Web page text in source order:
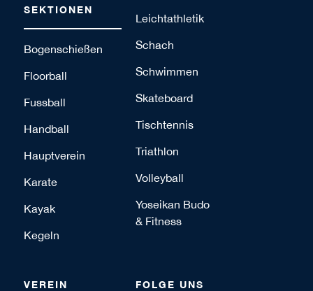
SEKTIONEN
Bogenschießen
Floorball
Fussball
Handball
Hauptverein
Karate
Kayak
Kegeln
Leichtathletik
Schach
Schwimmen
Skateboard
Tischtennis
Triathlon
Volleyball
Yoseikan Budo
& Fitness
VEREIN FOLGE UNS